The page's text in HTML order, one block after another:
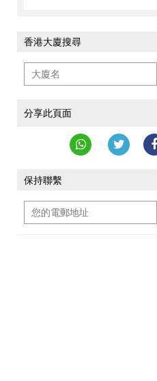
香港大廈搜尋
分享此頁面
保持聯繫